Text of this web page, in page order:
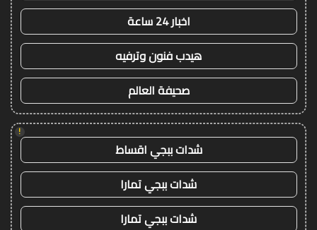
اخبار 24 ساعة
هيدب فنون وترفيه
صحيفة العالم
!
شدات ببجي اقساط
شدات ببجي تمارا
شدات ببجي تمارا